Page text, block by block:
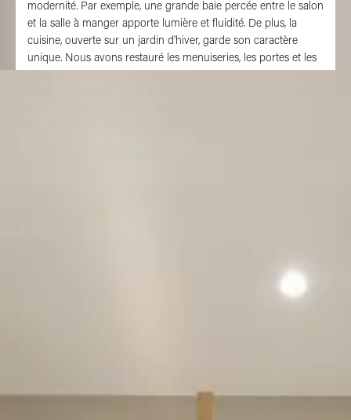
modernité. Par exemple, une grande baie percée entre le salon
et la salle à manger apporte lumière et fluidité. De plus, la
cuisine, ouverte sur un jardin d’hiver, garde son caractère
unique. Nous avons restauré les menuiseries, les portes et les